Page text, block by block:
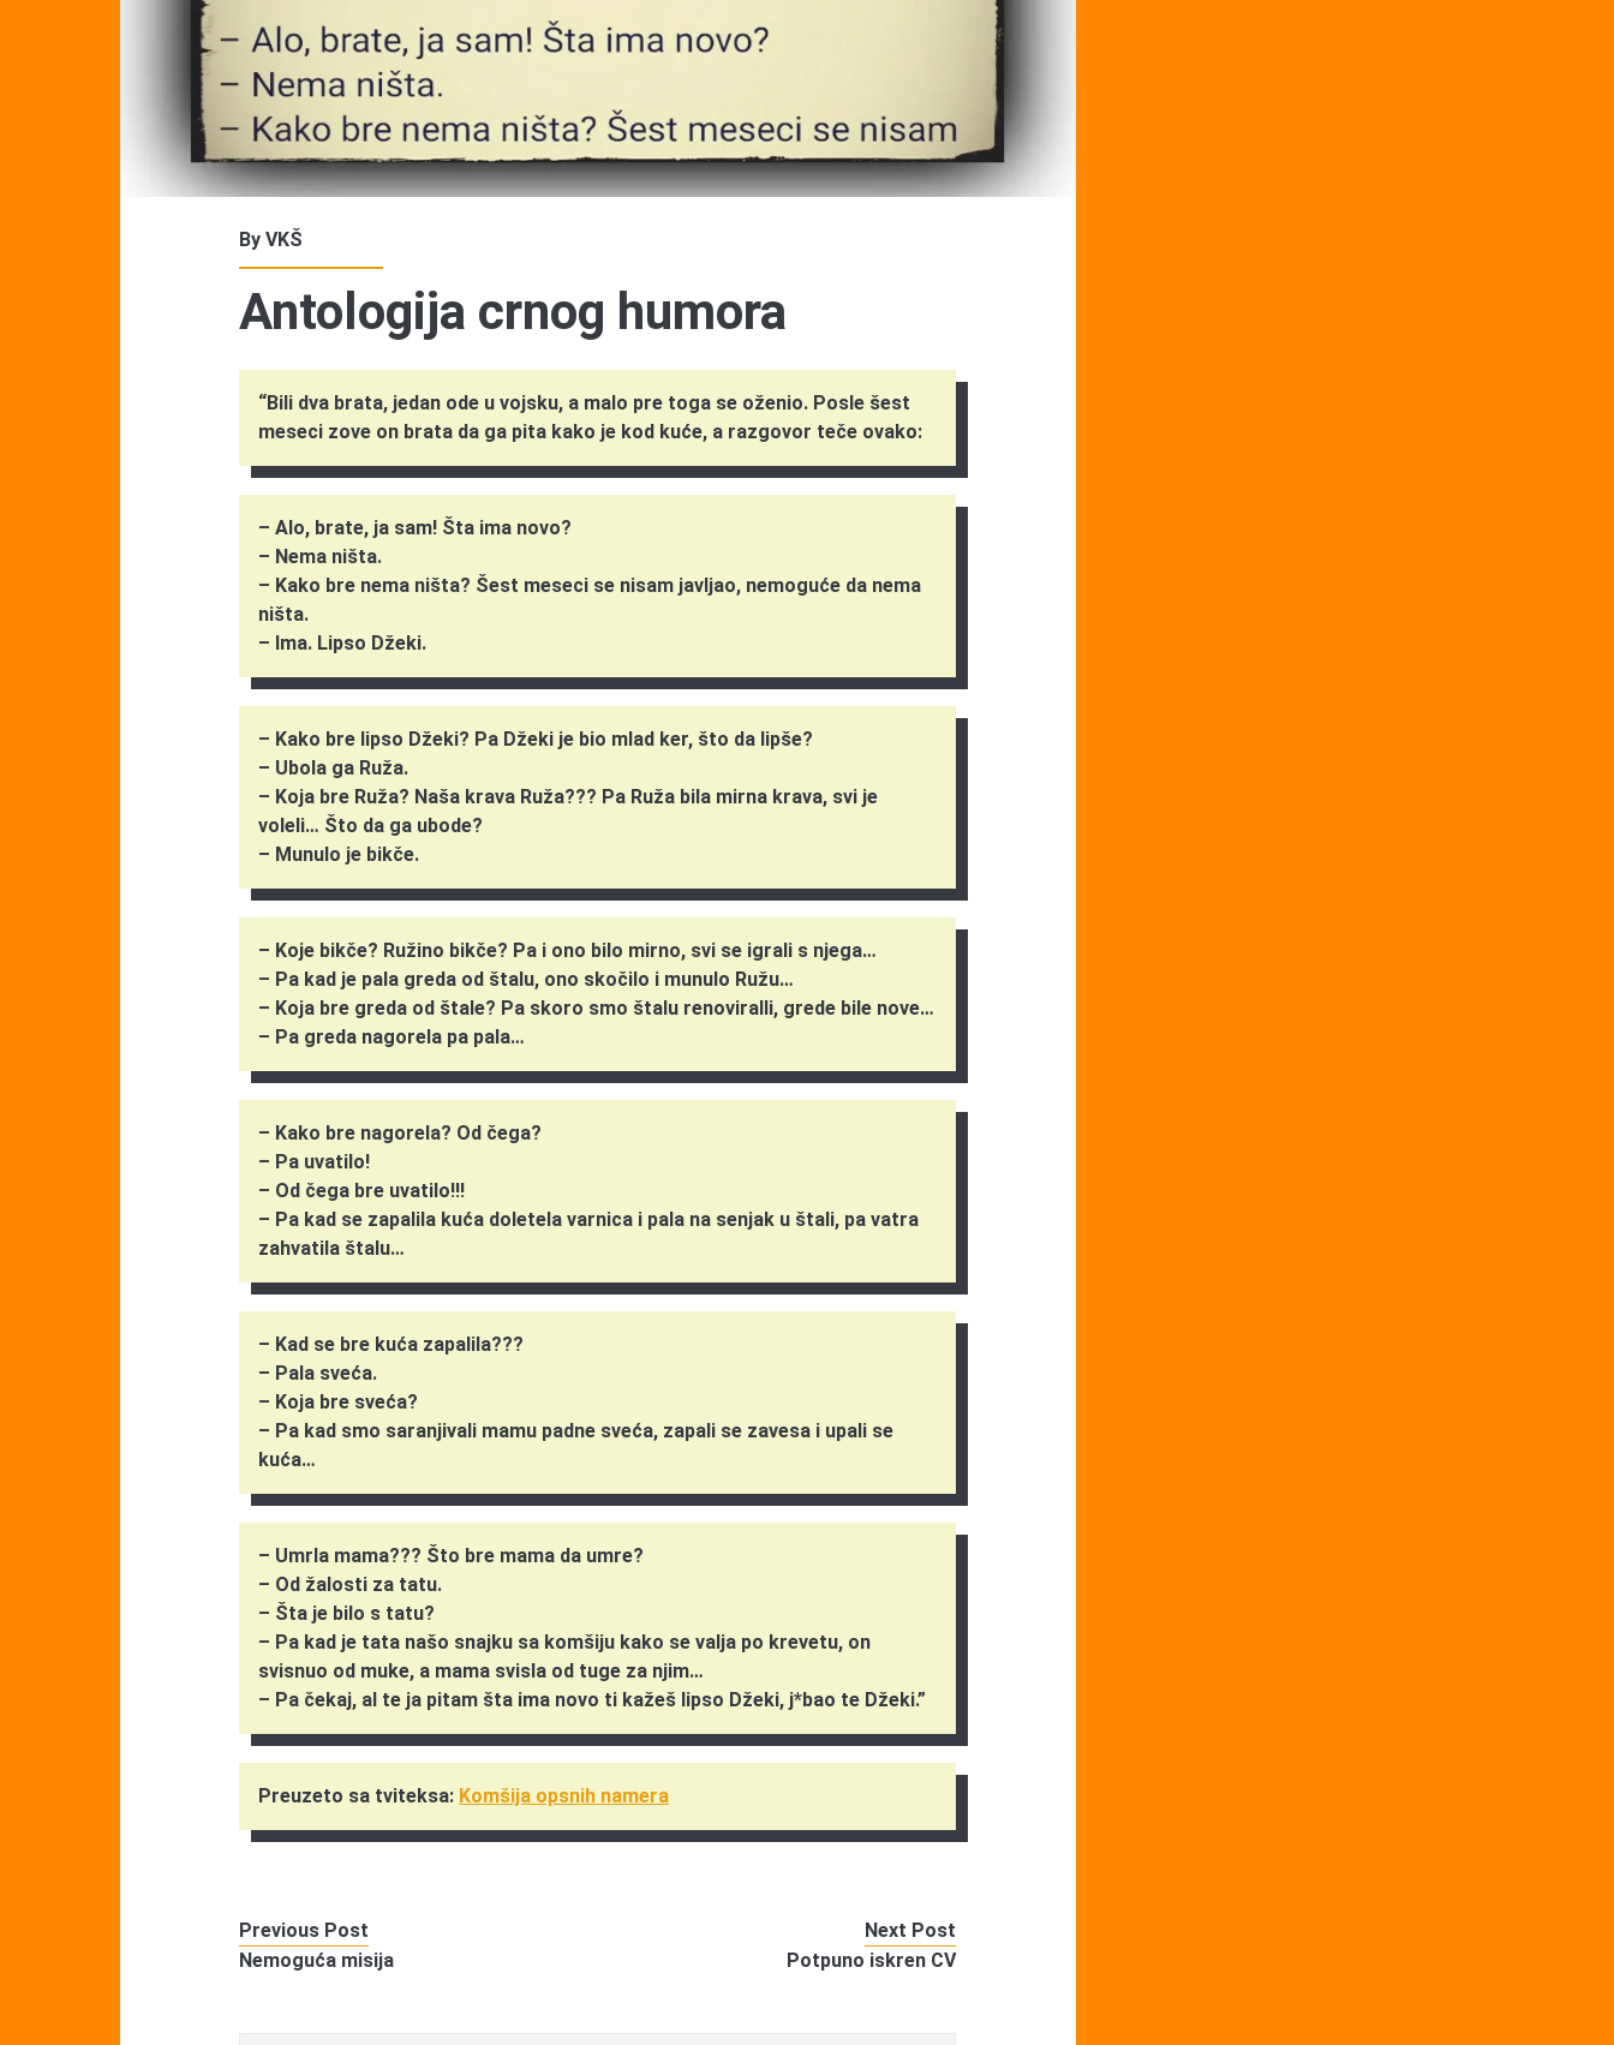
ByVKŠ
Antologija crnog humora
“Bili dva brata, jedan ode u vojsku, a malo pre toga se oženio. Posle šest
meseci zove on brata da ga pita kako je kod kuće, a razgovor teče ovako:
– Alo, brate, ja sam! Šta ima novo?
– Nema ništa.
– Kako bre nema ništa? Šest meseci se nisam javljao, nemoguće da nema
ništa.
– Ima. Lipso Džeki.
– Kako bre lipso Džeki? Pa Džeki je bio mlad ker, što da lipše?
– Ubola ga Ruža.
– Koja bre Ruža? Naša krava Ruža??? Pa Ruža bila mirna krava, svi je
voleli… Što da ga ubode?
– Munulo je bikče.
– Koje bikče? Ružino bikče? Pa i ono bilo mirno, svi se igrali s njega…
– Pa kad je pala greda od štalu, ono skočilo i munulo Ružu…
– Koja bre greda od štale? Pa skoro smo štalu renoviralli, grede bile nove…
– Pa greda nagorela pa pala…
– Kako bre nagorela? Od čega?
– Pa uvatilo!
– Od čega bre uvatilo!!!
– Pa kad se zapalila kuća doletela varnica i pala na senjak u štali, pa vatra
zahvatila štalu…
– Kad se bre kuća zapalila???
– Pala sveća.
– Koja bre sveća?
– Pa kad smo saranjivali mamu padne sveća, zapali se zavesa i upali se
kuća…
– Umrla mama??? Što bre mama da umre?
– Od žalosti za tatu.
– Šta je bilo s tatu?
– Pa kad je tata našo snajku sa komšiju kako se valja po krevetu, on
svisnuo od muke, a mama svisla od tuge za njim…
– Pa čekaj, al te ja pitam šta ima novo ti kažeš lipso Džeki, j*bao te Džeki.”
Preuzeto sa tviteksa: Komšija opsnih namera
Previous Post
Nemoguća misija
Next Post
Potpuno iskren CV